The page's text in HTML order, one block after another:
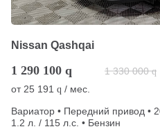
Nissan Qashqai
1 290 100 q 1 330 000 q
от 25 191 q / мес.
Вариатор • Передний привод •
1.2 л. / 115 л.с. • Бензин